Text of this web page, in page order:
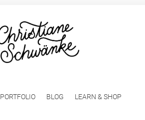
PORTFOLIO BLOG LEARN & SHOP